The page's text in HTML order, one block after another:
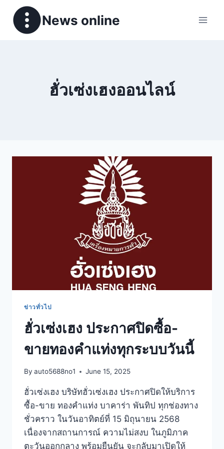
News online
ฮั่วเซ่งเฮงออนไลน์
ข่าวทั่วไป
ฮั่วเซ่งเฮง ประกาศปิดซื้อ-
ขายทองคำแท่งทุกระบบวันนี้
By auto5688no1 June 15, 2025
ฮั่วเซ่งเฮง บริษัทฮั่วเซ่งเฮง ประกาศปิดให้บริการ
ซื้อ-ขาย ทองคำแท่ง บาคาร่า พันทิป ทุกช่องทาง
ชั่วคราว ในวันอาทิตย์ที่ 15 มิถุนายน 2568
เนื่องจากสถานการณ์ ความไม่สงบ ในภูมิภาค
ตะวันออกกลาง พร้อมยืนยัน จะกลับมาเปิดให้